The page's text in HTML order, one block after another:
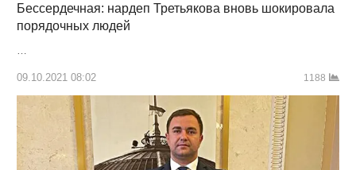
Бессердечная: нардеп Третьякова вновь шокировала
порядочных людей
09.10.2021 08:02 1188